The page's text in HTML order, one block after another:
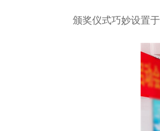
颁奖仪式巧妙设置于